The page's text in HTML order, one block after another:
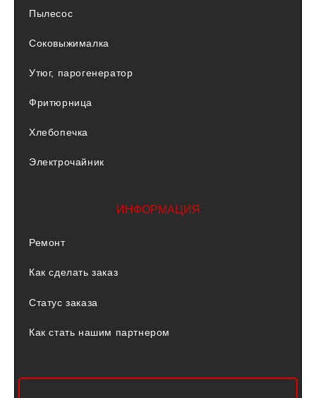
Пылесос
Соковыжималка
Утюг, парогенератор
Фритюрница
Хлебопечка
Электрочайник
ИНФОРМАЦИЯ
Ремонт
Как сделать заказ
Статус заказа
Как стать нашим партнером